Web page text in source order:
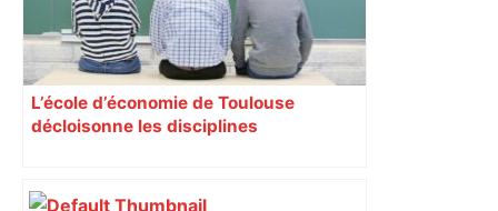
L’école d’économie de Toulouse
décloisonne les disciplines
régulièrement autour d’un projet